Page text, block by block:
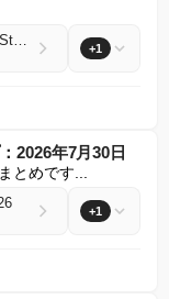
Google Business Profiles Products Are Stuck In Pending Status +1
2026年7月30日
とめです...
+1